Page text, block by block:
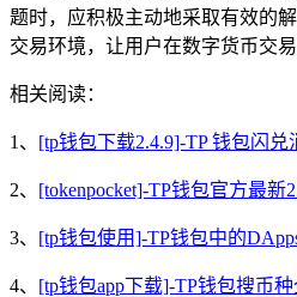
题时，应积极主动地采取有效的
交易环境，让用户在数字货币交
相关阅读：
1、 [tp钱包下载2.4.9]-TP 钱包闪
2、 [tokenpocket]-TP钱包官方最新
3、 [tp钱包使用]-TP钱包中的
4、 [tp钱包app下载]-TP钱包搜币